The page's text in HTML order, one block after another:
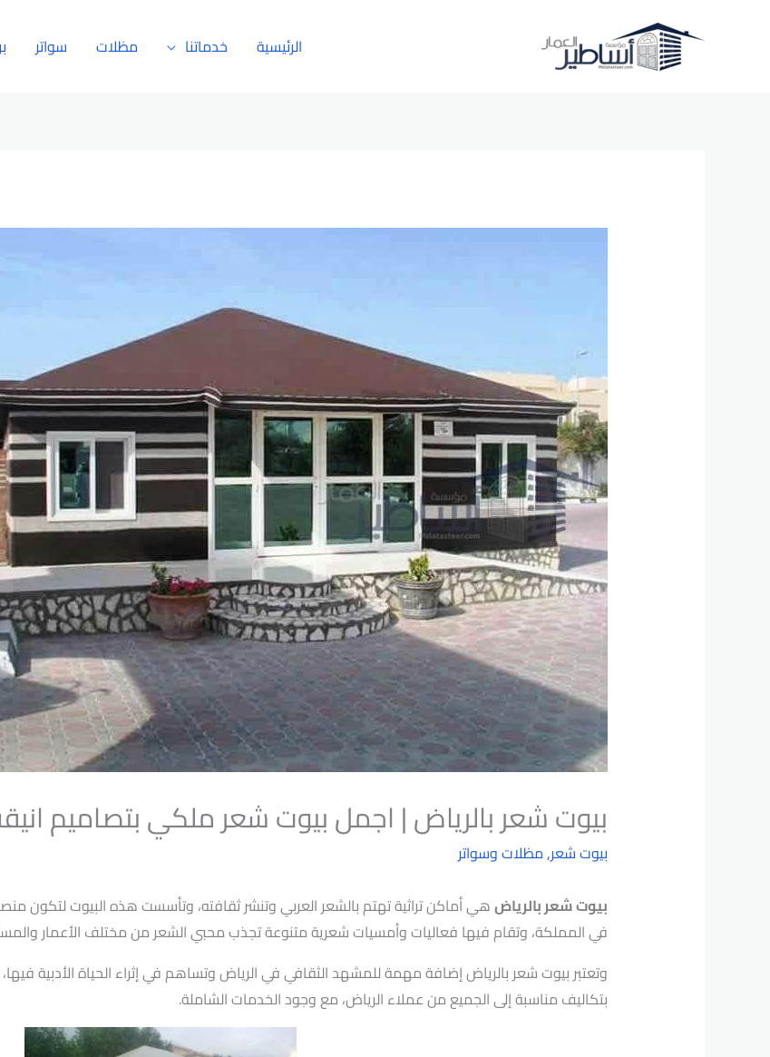
الرئيسية خدماتنا مظلات سواتر
بيوت شعر بالرياض | اجمل بيوت شعر ملكي بتصاميم
بيوت شعر,مظلات وسواتر
بيوت شعر بالرياضهي أماكن تراثية تهتم بالشعر العربي وتنشر ثقافته، وتأسست هذه البيوت لتكون
في المملكة، وتقام فيها فعاليات وأمسيات شعرية متنوعة تجذب محبي الشعر من مختلف الأعمار
وتعتبر بيوت شعر بالرياض إضافة مهمة للمشهد الثقافي في الرياض وتساهم في إثراء الحياة الأدبية
بتكاليف مناسبة إلى الجميع من عملاء الرياض، مع وجود الخدمات الشاملة.